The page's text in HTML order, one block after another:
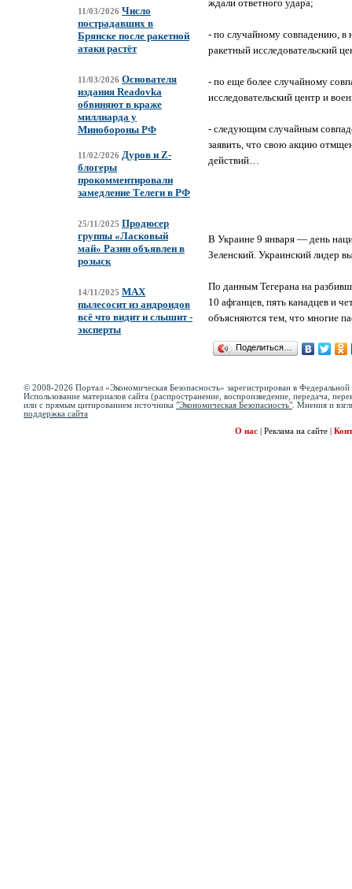
11/03/2026 Число
пострадавших в
Брянске после ракетной
атаки растёт
11/03/2026 Основателя
издания Readovka
обвиняют в краже
миллиарда у
Минобороны РФ
11/02/2026 Дуров и Z-
блогеры
прокомментировали
замедление Телеги в РФ
25/11/2025 Продюсер
группы «Ласковый
май» Разин объявлен в
розыск
14/11/2025 MAX
пылесосит из андроидов
всё что видит и слышит -
эксперты
ждали ответного удара;
- по случайному совпадению, в
ракетный исследовательский
- по еще более случайному
исследовательский центр и
- следующим случайным
заявить, что свою акцию
действий…
В Украине 9 января — день
Зеленский. Украинский лидер
По данным Тегерана на
10 афганцев, пять канадцев и
объясняются тем, что многие
Поделиться…
© 2008-2026 Портал «Экономическая Безопасность» зарегистрирован в
Использование материалов сайта (распространение, воспроизведение, передача,
или с прямым цитированием источника "Экономическая Безопасность" . Мнения и
поддержка сайта
О нас
Реклама на сайте